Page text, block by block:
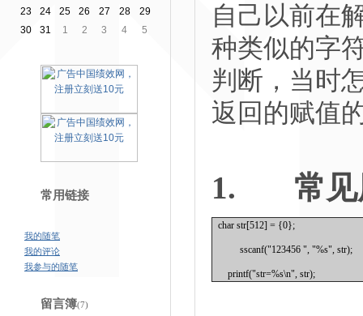
23
24 25 26 27 28
29
30
31 1 2 3 4 5
常用链接
我的随笔
我的评论
我参与的随笔
留言簿(7)
自己以前在
种类似的字
判断，当时
返回的赋值
1. 常
char str[512] = {0};
sscanf("123456 ", "%s", str);
printf("str=%s\n", str);